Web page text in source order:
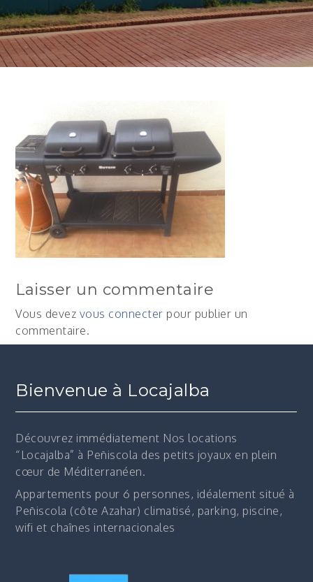
Laisser un commentaire
Vous devez vous connecter pour publier un
commentaire.
Bienvenue à Locajalba
Découvrez immédiatement Nos locations
“Locajalba” à Peñiscola des petits joyaux en plein
cœur de Méditerranéen.
Appartements pour 6 personnes, idéalement situé à
Peñiscola (côte Azahar) climatisé, parking, piscine,
wifi et chaînes internacionales